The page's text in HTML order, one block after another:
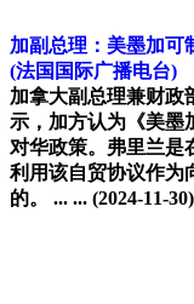
加副总理：美墨加可
(法国国际广播电台)
加拿大副总理兼财政
示，加方认为《美墨
对华政策。弗里兰是
利用该自贸协议作为
的。 ... ... (2024-11-30)